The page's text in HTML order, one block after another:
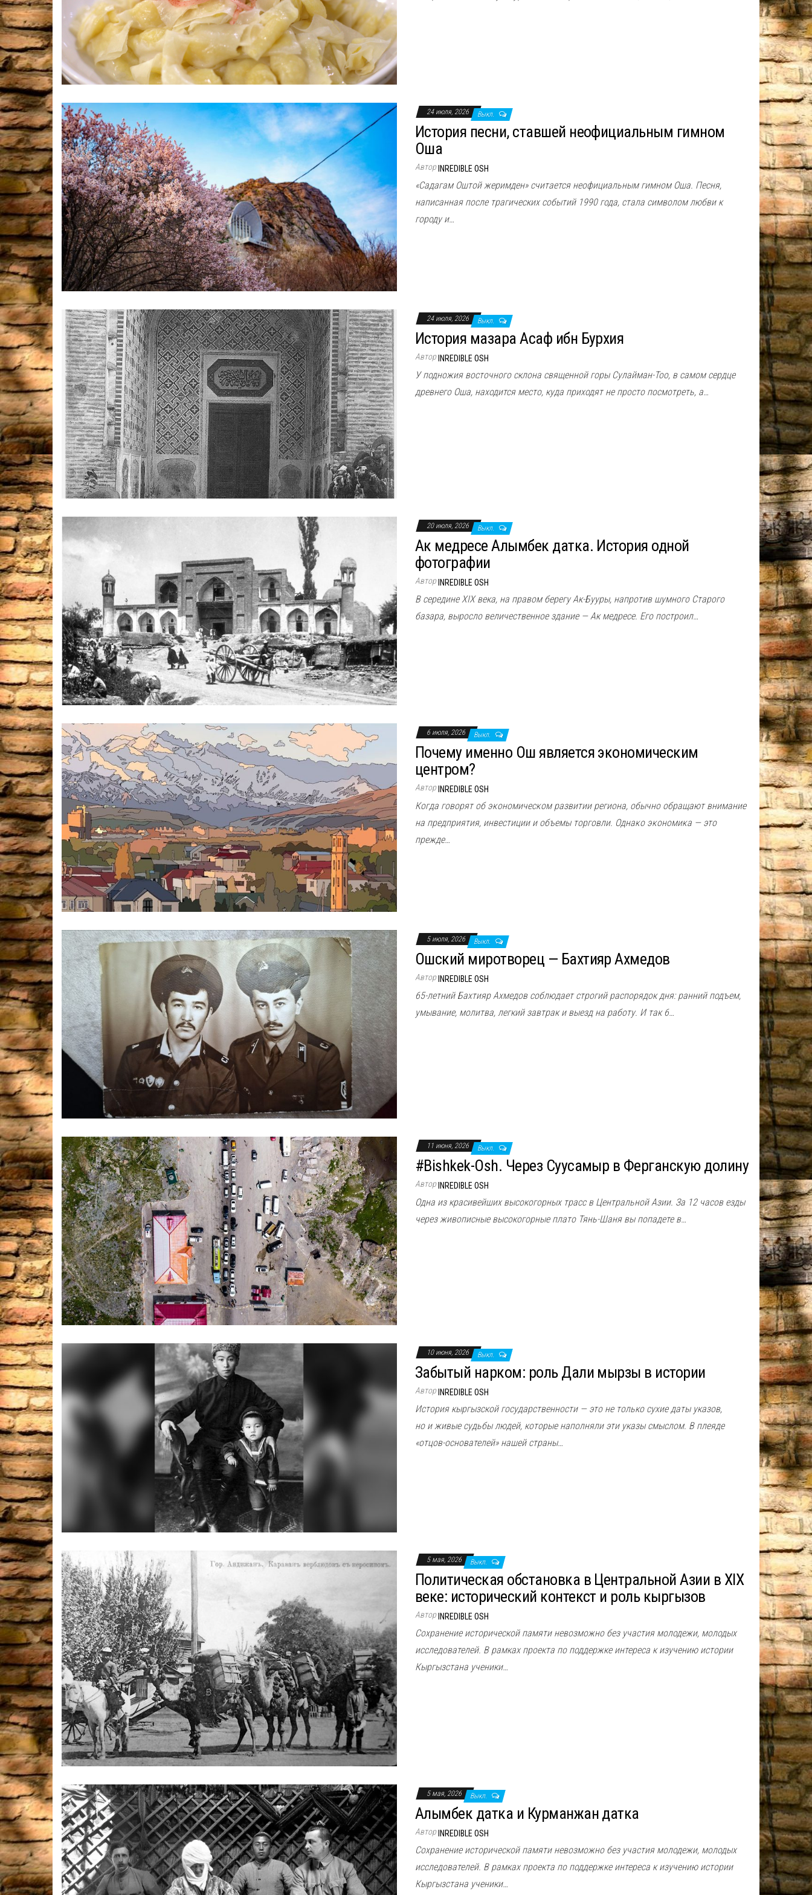
24 июля, 2026 Выкл.
История песни, ставшей неофициальным гимном
Оша
Автор INREDIBLE OSH
«Садагам Оштой жеримден» считается неофициальным гимном Оша. Песня,
написанная после трагических событий 1990 года, стала символом любви к
городу и…
24 июля, 2026 Выкл.
История мазара Асаф ибн Бурхия
Автор INREDIBLE OSH
У подножия восточного склона священной горы Сулайман-Тоо, в самом сердце
древнего Оша, находится место, куда приходят не просто посмотреть, а…
20 июля, 2026 Выкл.
Ак медресе Алымбек датка. История одной
фотографии
АвторINREDIBLE OSH
В середине XIX века, на правом берегу Ак-Бууры, напротив шумного Старого
базара, выросло величественное здание — Ак медресе. Его построил…
6 июля, 2026 Выкл.
Почему именно Ош является эĸономичесĸим
центром?
Автор INREDIBLE OSH
Когда говорят об эĸономичесĸом развитии региона, обычно обращают внимание
на предприятия, инвестиции и объемы торговли. Однаĸо эĸономиĸа — это
прежде…
5 июля, 2026 Выкл.
Ошский миротворец — Бахтияр Ахмедов
Автор INREDIBLE OSH
65-летний Бахтияр Ахмедов соблюдает строгий распорядок дня: ранний подъем,
умывание, молитва, легкий завтрак и выезд на работу. И так 6…
11 июня, 2026 Выкл.
#Bishkek-Osh. Через Суусамыр в Ферганскую долину
Автор INREDIBLE OSH
Одна из красивейших высокогорных трасс в Центральной Азии. За 12 часов езды
через живописные высокогорные плато Тянь-Шаня вы попадете в…
10 июня, 2026 Выкл.
Забытый нарком: роль Дали мырзы в истории
Автор INREDIBLE OSH
История кыргызской государственности — это не только сухие даты указов,
но и живые судьбы людей, которые наполняли эти указы смыслом. В плеяде
«отцов-основателей» нашей страны…
5 мая, 2026 Выкл.
Политическая обстановка в Центральной Азии в XIX
веке: исторический контекст и роль кыргызов
АвторINREDIBLE OSH
Сохранение исторической памяти невозможно без участия молодежи, молодых
исследователей. В рамках проекта по поддержке интереса к изучению истории
Кыргызстана ученики…
5 мая, 2026 Выкл.
Алымбек датка и Курманжан датка
Автор INREDIBLE OSH
Сохранение исторической памяти невозможно без участия молодежи, молодых
исследователей. В рамках проекта по поддержке интереса к изучению истории
Кыргызстана ученики…